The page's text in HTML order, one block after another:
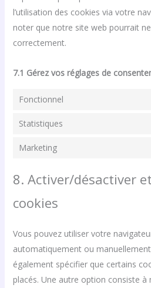
l’utilisation des cookies via votre
noter que notre site web pourrait
correctement.
7.1 Gérez vos réglages de
Fonctionnel
Statistiques
Marketing
8. Activer/désactiver
cookies
Vous pouvez utiliser votre
automatiquement ou
également spécifier que certains
placés. Une autre option consiste à